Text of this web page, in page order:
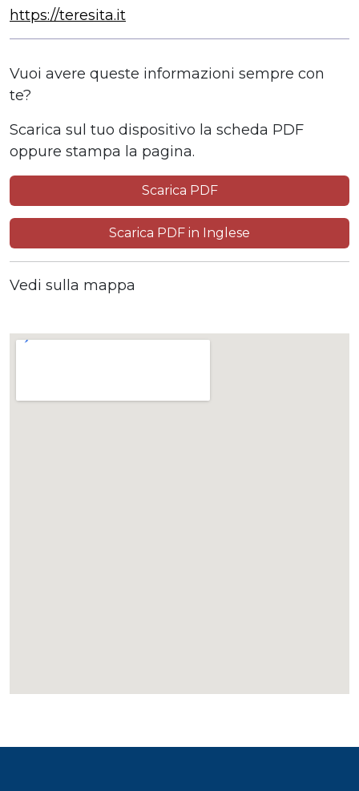
https://teresita.it
Vuoi avere queste informazioni sempre con
te?
Scarica sul tuo dispositivo la scheda PDF
oppure stampa la pagina.
Scarica PDF
Scarica PDF in Inglese
Vedi sulla mappa